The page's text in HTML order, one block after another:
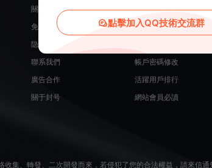
關于我們
免責申明
隐私政策
聯系我們
廣告合作
關于封号
在線開通會員
源碼投稿發布
帳戶密碼修改
活躍用戶排行
網站會員必讀
集、轉發、二次開發而來，若侵犯了您的合法權益，請來信
點擊加入QQ技術交流群